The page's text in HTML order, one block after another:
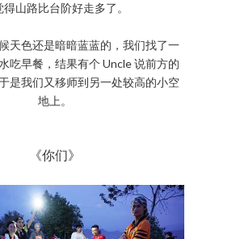
得山路比台阶好走多了。
天色还是暗暗蓝蓝的，我们找了一
吃早餐，结果有个 Uncle 说前方的
是我们又移师到另一处较高的小空
地上。
《你们》